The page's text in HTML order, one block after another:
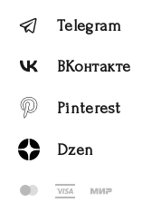
Telegram
ВКонтакте
Pinterest
Dzen